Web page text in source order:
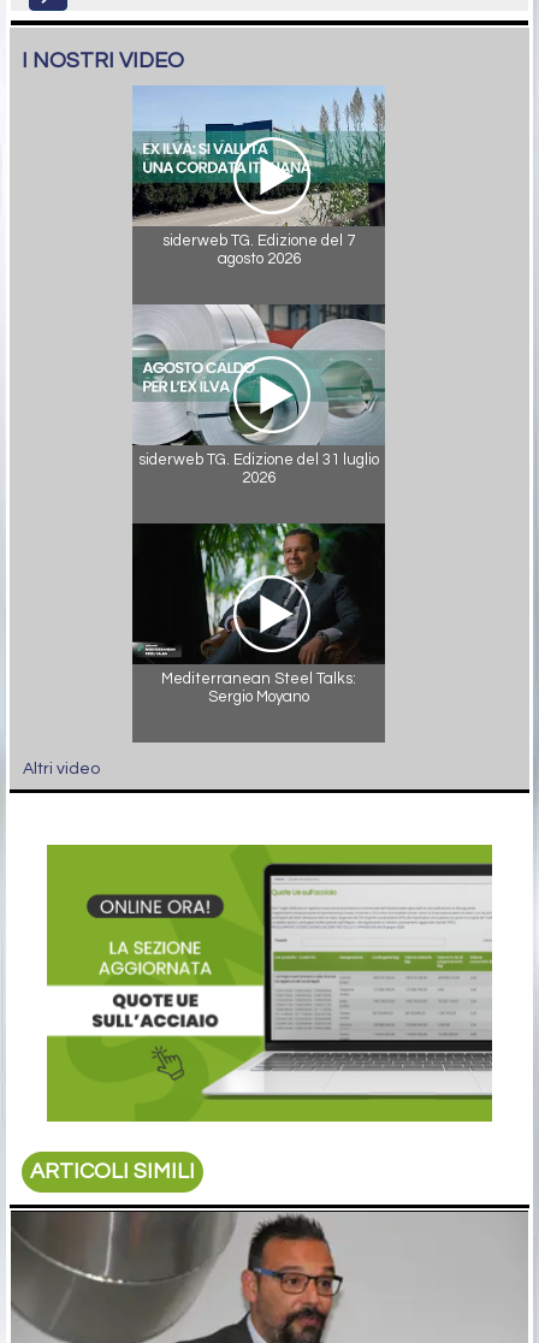
I NOSTRI VIDEO
siderweb TG. Edizione del 7
agosto 2026
siderweb TG. Edizione del 31 luglio
2026
Mediterranean Steel Talks:
Sergio Moyano
Altri video
ARTICOLI SIMILI